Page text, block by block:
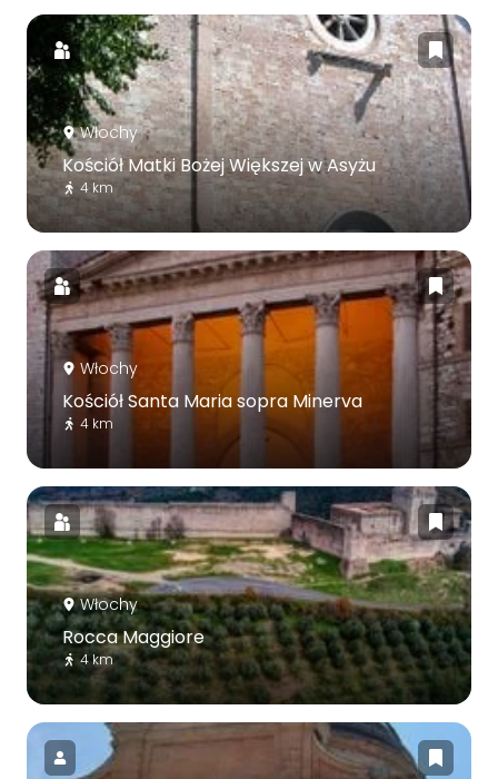
Włochy
Kościół Matki Bożej Większej w Asyżu
4 km
Włochy
Kościół Santa Maria sopra Minerva
4 km
Włochy
Rocca Maggiore
4 km